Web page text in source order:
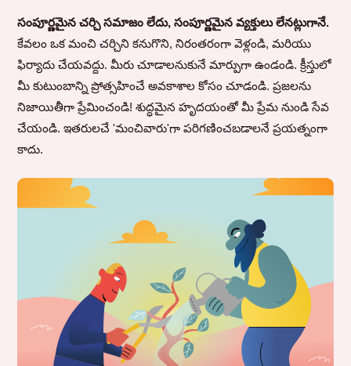
సంపూర్ణమైన చర్చి సమాజం లేదు, సంపూర్ణమైన వ్యక్తులు లేనట్లుగానే.
కేవలం ఒక మంచి చర్చిని కనుగొని, నిరంతరంగా వెళ్లండి, మరియు
ఫిర్యాదు చేయవద్దు. మీరు చూడాలనుకునే మార్పుగా ఉండండి. క్రీస్తులో
మీ కుటుంబాన్ని ప్రోత్సహించే అవకాశాల కోసం చూడండి. ప్రజలను
నిజాయితీగా ప్రేమించండి! శుద్ధమైన హృదయంతో మీ ప్రేమ నుండి సేవ
చేయండి. ఇతరులచే 'మంచివారు'గా పరిగణించబడాలనే ప్రయత్నంగా
కాదు.